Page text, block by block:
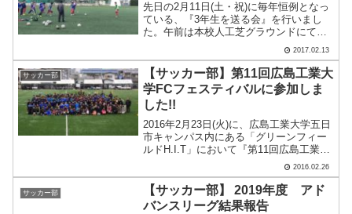
先日の2月11日(土・祝)に毎年恒例となっ
ている、『3年生を送る会』を行いまし
た。午前は本校人工芝グラウンドにて
久々のサッカーをしてたっぷりと汗をか
いていました!!!中には足を攣る生徒
も……。兄弟対決も見れました!!!エンジ
色：兄 青：弟勝.....
2017.02.13
サッカー部
【サッカー部】第11回広島工業大
学FCフェスティバルに参加しま
した!!
2016年2月23日(火)に、広島工業大学五日
市キャンパス内にある「グリーンフィー
ルドH.I.T」において『第11回広島工業大
学FCフェスティバル』が開催されまし
た!!このフェスティバルは広島工業大学、
広島工業大学専門学校、広島工業大学高
等.....
2016.02.26
サッカー部
【サッカー部】 2019年度 アド
バンスリーグ結果報告